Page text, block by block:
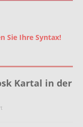
Sie Ihre Syntax!
Kartal in der